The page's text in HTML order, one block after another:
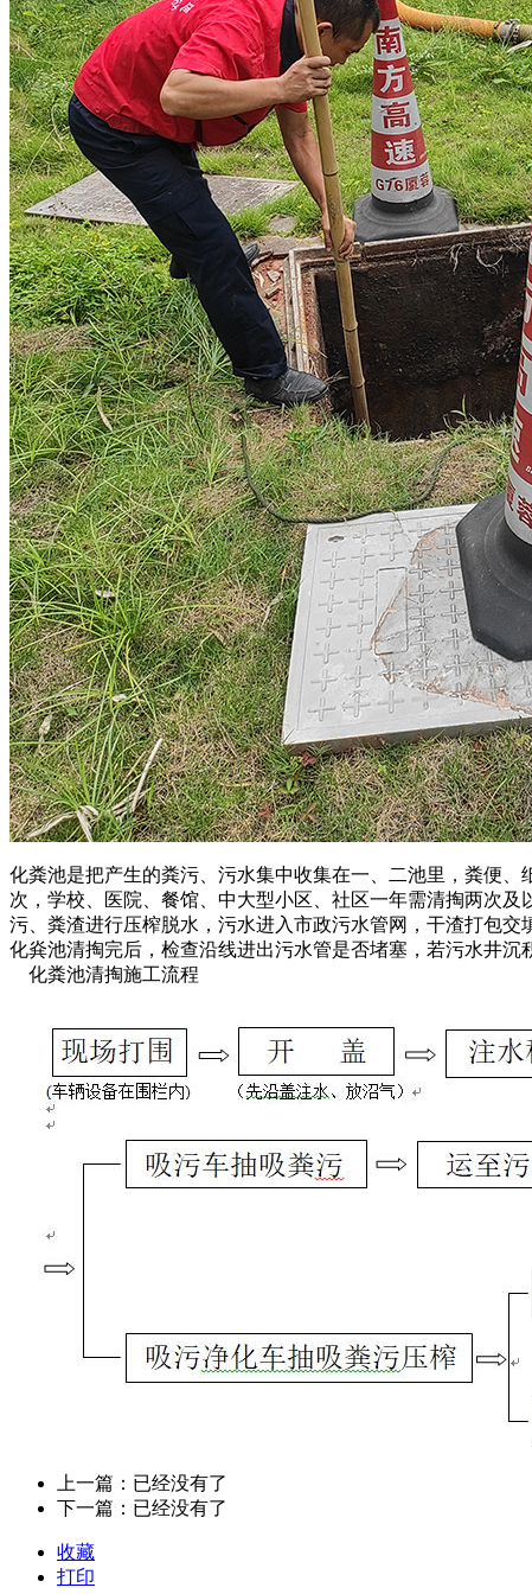
化粪池是把产生的粪污、污水集中收集在一、二池里，粪便
次，学校、医院、餐馆、中大型小区、社区一年需清掏两次
污、粪渣进行压榨脱水，污水进入市政污水管网，干渣打包
化烡池清掏完后，检查沿线进出污水管是否堵塞，若污水井
化粪池清掏施工流程
上一篇：已经没有了
下一篇：已经没有了
收藏
打印